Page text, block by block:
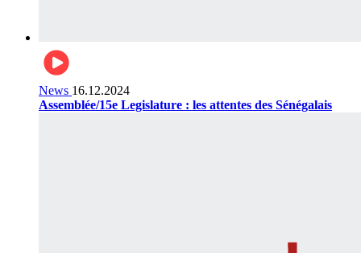
News 16.12.2024
Assemblée/15e Legislature : les attentes des Sénégalais